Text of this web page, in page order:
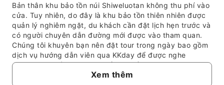
Bản thân khu bảo tồn núi Shiweluotan không thu phí vào
cửa. Tuy nhiên, do đây là khu bảo tồn thiên nhiên được
quản lý nghiêm ngặt, du khách cần đặt lịch hẹn trước và
có người chuyên dẫn đường mới được vào tham quan.
Chúng tôi khuyên bạn nên đặt tour trong ngày bao gồm
dịch vụ hướng dẫn viên qua KKday để được nghe
chuyên gia giải thích, tìm hiểu sâu về địa hình và hệ sinh
thái đặc biệt. Điều này sẽ giúp bạn tiết kiệm thời gian
Xem thêm